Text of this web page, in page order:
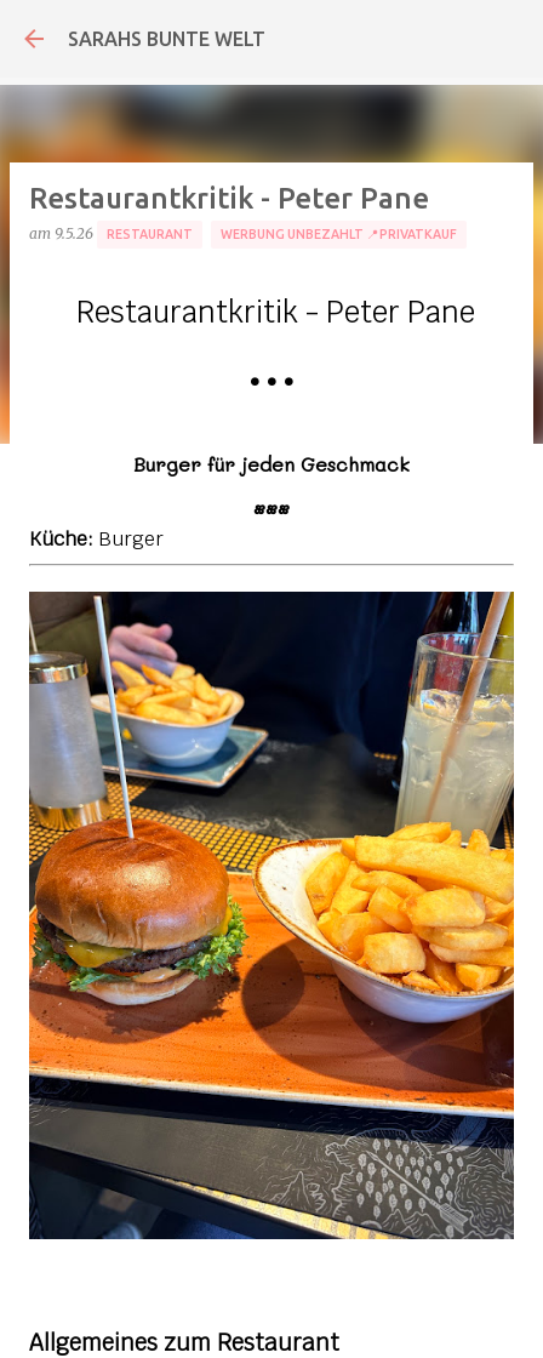
SARAHS BUNTE WELT
Restaurantkritik - Peter Pane
am 9.5.26 RESTAURANT WERBUNG UNBEZAHLT 📍PRIVATKAUF
Restaurantkritik - Peter Pane
• • •
Burger für jeden Geschmack
•••
Küche: Burger
Allgemeines zum Restaurant